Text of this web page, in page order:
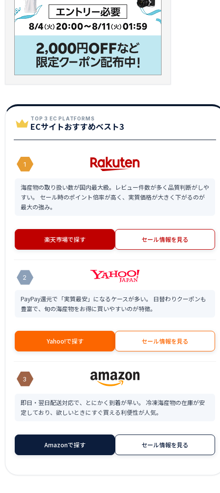
TOP 3 EC PLATFORMS
ECサイトおすすめベスト3
1
海産物の取り扱い数が国内最大級。レビュー件数が多く品質判断がしや
すい。 セール時のポイント倍率が高く、実質価格が大きく下がるのが
最大の強み。
楽天市場で探す セール情報を見る
2
PayPay還元で「実質最安」になるケースが多い。 日替わりクーポンも
豊富で、旬の海産物をお得に買いやすいのが特徴。
Yahoo!で探す セール情報を見る
3
即日・翌日配送対応で、とにかく到着が早い。 冷凍海産物の在庫が安
定しており、欲しいときにすぐ買える利便性が人気。
Amazonで探す セール情報を見る